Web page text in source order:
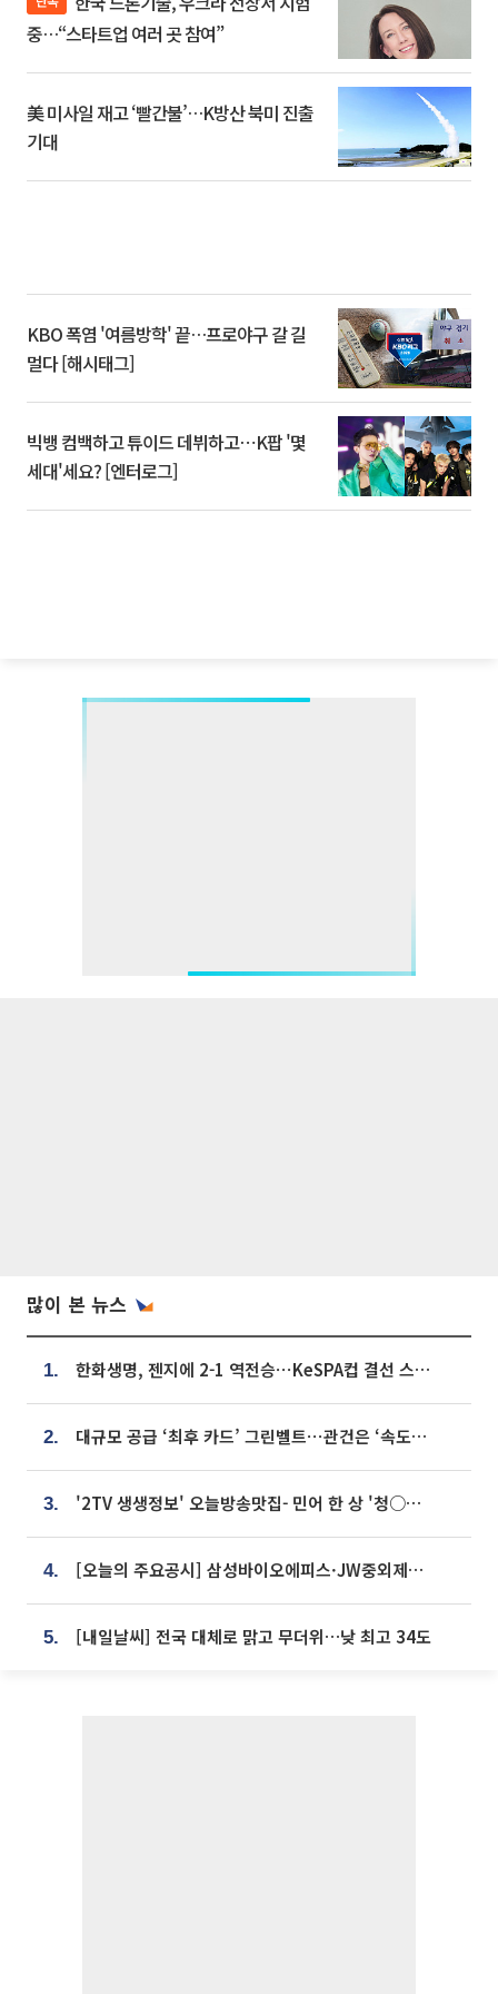
중…“스타트업 여러 곳 참여”
美 미사일 재고 ‘빨간불’…K방산 북미 진출
기대
KBO 폭염 '여름방학' 끝…프로야구 갈 길
멀다 [해시태그]
빅뱅 컴백하고 튜이드 데뷔하고⋯K팝 '몇
세대'세요? [엔터로그]
많이 본 뉴스
1. 한화생명, 젠지에 2-1 역전승⋯KeSPA컵 결선 스테이지 2 직행
2. 대규모 공급 ‘최후 카드’ 그린벨트⋯관건은 ‘속도’ [주택공급 승부수의 조건]
3. '2TV 생생정보' 오늘방송맛집- 민어 한 상 '청○○○' vs 전복 한 상 '명○'
4. [오늘의 주요공시] 삼성바이오에피스·JW중외제약·한미반도체·SK바이오사이언스 등
5. [내일날씨] 전국 대체로 맑고 무더위…낮 최고 34도